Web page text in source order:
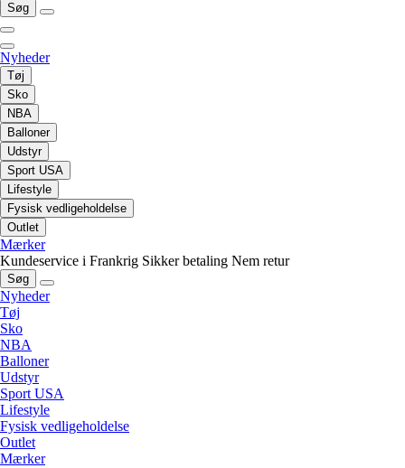
Søg
Nyheder
Tøj
Sko
NBA
Balloner
Udstyr
Sport USA
Lifestyle
Fysisk vedligeholdelse
Outlet
Mærker
Kundeservice i Frankrig Sikker betaling Nem retur
Søg
Nyheder
Tøj
Sko
NBA
Balloner
Udstyr
Sport USA
Lifestyle
Fysisk vedligeholdelse
Outlet
Mærker